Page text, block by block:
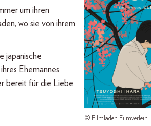
um ihren
wo sie von ihrem
japanische
Ehemannes
bereit für die Liebe
© Filmladen Filmverleih